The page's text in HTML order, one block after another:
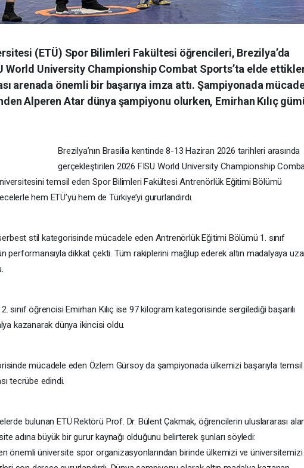
(ETÜ) Spor Bilimleri Fakültesi öğrencileri, Brezilya’da
World University Championship Combat Sports’ta elde
arenada önemli bir başarıya imza attı. Şampiyonada
Alperen Atar dünya şampiyonu olurken, Emirhan Kılıç
Brezilya’nın Brasilia kentinde 8-13 Haziran 2026 tarihleri arasında
gerçekleştirilen 2026 FISU World University Championship
temsil eden Spor Bilimleri Fakültesi Antrenörlük Eğitimi Bölümü
hem ETÜ’yü hem de Türkiye’yi gururlandırdı.
stil kategorisinde mücadele eden Antrenörlük Eğitimi Bölümü 1. sınıf
performansıyla dikkat çekti. Tüm rakiplerini mağlup ederek altın madalyaya
sınıf öğrencisi Emirhan Kılıç ise 97 kilogram kategorisinde sergilediği başarılı
kazanarak dünya ikincisi oldu.
mücadele eden Özlem Gürsoy da şampiyonada ülkemizi başarıyla temsil
tecrübe edindi.
bulunan ETÜ Rektörü Prof. Dr. Bülent Çakmak, öğrencilerin uluslararası
adına büyük bir gurur kaynağı olduğunu belirterek şunları söyledi:
önemli üniversite spor organizasyonlarından birinde ülkemizi ve üniversitemizi